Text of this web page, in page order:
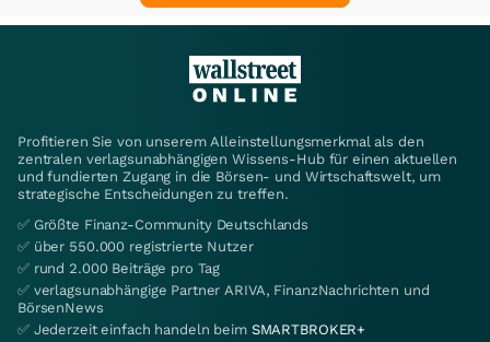
Profitieren Sie von unserem Alleinstellungsmerkmal als den
zentralen verlagsunabhängigen Wissens-Hub für einen aktuellen
und fundierten Zugang in die Börsen- und Wirtschaftswelt, um
strategische Entscheidungen zu treffen.
✅ Größte Finanz-Community Deutschlands
✅ über 550.000 registrierte Nutzer
✅ rund 2.000 Beiträge pro Tag
✅ verlagsunabhängige Partner ARIVA, FinanzNachrichten und
BörsenNews
✅ Jederzeit einfach handeln beim SMARTBROKER+